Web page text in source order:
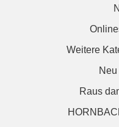
Weitere
Raus